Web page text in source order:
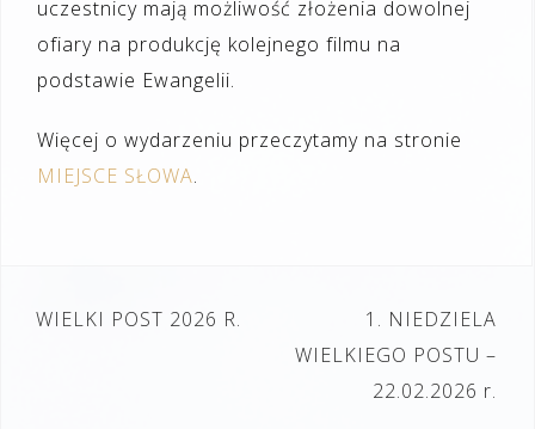
uczestnicy mają możliwość złożenia dowolnej
ofiary na produkcję kolejnego filmu na
podstawie Ewangelii.
Więcej o wydarzeniu przeczytamy na stronie
MIEJSCE SŁOWA.
Nawigacja
WIELKI POST 2026 R.
1. NIEDZIELA
WIELKIEGO POSTU –
22.02.2026 r.